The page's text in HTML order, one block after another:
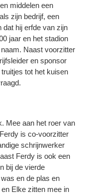
middelen een
zijn bedrijf, een
dat hij erfde van zijn
jaar en het stadion
Naast voorzitter
en sponsor
tot het kuisen
Mee aan het roer van
is co-voorzitter
schrijnwerker
Ferdy is ook een
bij de vierde
en de plas en
Elke zitten mee in